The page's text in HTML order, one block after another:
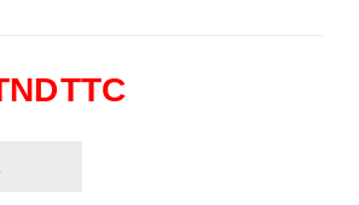
TTC